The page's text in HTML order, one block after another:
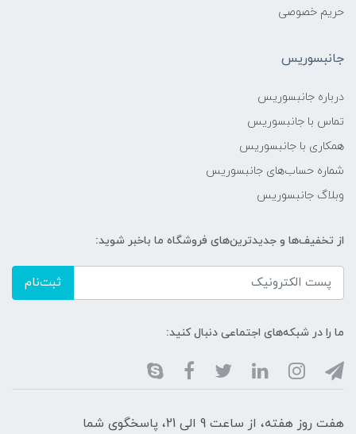
حریم خصوصی
جانبسوریس
درباره جانبسوریس
تماس با جانبسوریس
همکاری با جانبسوریس
شماره حساب‌های جانبسوریس
وبلاگ جانبسوریس
از تخفیف‌ها و جدیدترین‌های فروشگاه ما باخبر شوید:
ثبت‌نام
ما را در شبکه‌های اجتماعی دنبال کنید:
هفت روز هفته، از ساعت 9 الی 21، پاسخگوی شما